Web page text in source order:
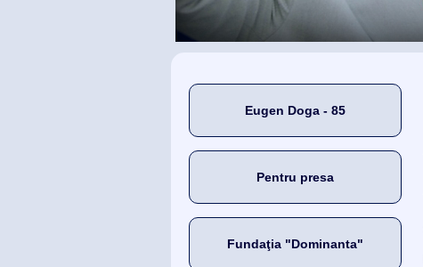
Eugen Doga - 85
Pentru presa
Fundaţia "Dominanta"